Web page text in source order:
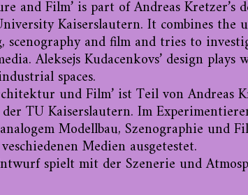
and Film’ is part of Andreas
Kaiserslautern. It combines the
scenography and film and tries to
Aleksejs Kudacenkovs’ design plays
spaces.
und Film’ ist Teil von Andreas
TU Kaiserslautern. Im
Modellbau, Szenographie und
Medien ausgetestet.
spielt mit der Szenerie und